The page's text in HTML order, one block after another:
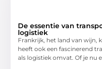
De essentie van
logistiek
Frankrijk, het land van wijn,
heeft ook een fascinerend
als logistiek omvat. Of je nu